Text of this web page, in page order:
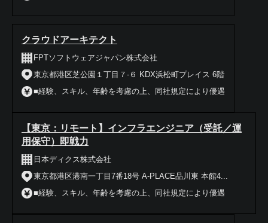
クラウドアーキテクト
FPTソフトウェアジャパン株式会社
東京都港区芝公園１丁目７-６ KDX浜松町プレイス 6階
■経験、スキル、年齢を考慮の上、同社規定により優遇
【東京：リモート】インフラエンジニア（受託／運
用保守）即戦力
日本ディクス株式会社
東京都港区港南一丁目7番18号 A-PLACE品川東 本館4...
■経験、スキル、年齢を考慮の上、同社規定により優遇